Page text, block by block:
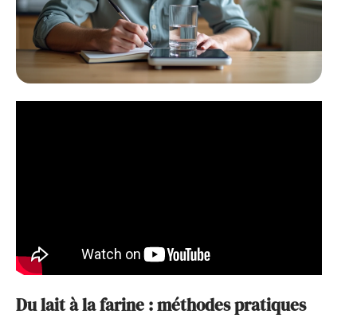
Du lait à la farine : méthodes pratiques